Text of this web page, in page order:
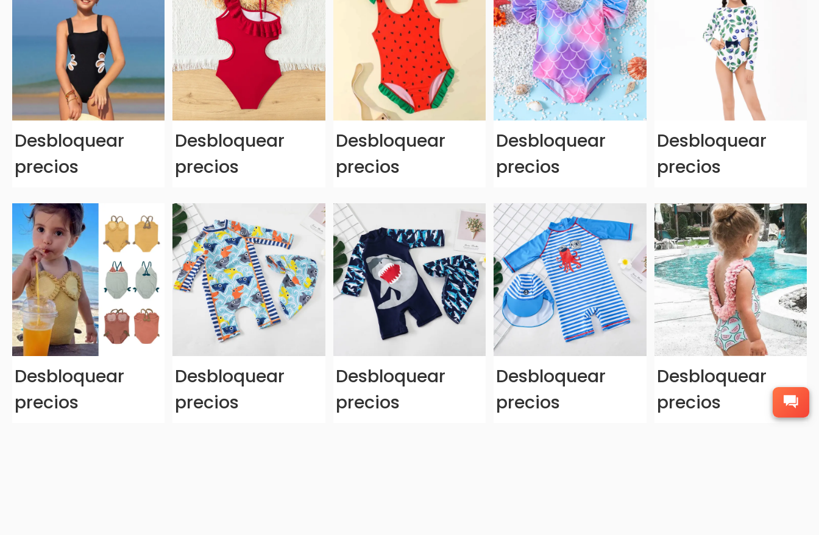
Desbloquear
precios
Desbloquear
precios
Desbloquear
precios
Desbloquear
precios
Desbloquear
precios
Desbloquear
precios
Desbloquear
precios
Desbloquear
precios
Desbloquear
precios
Desbloquear
precios